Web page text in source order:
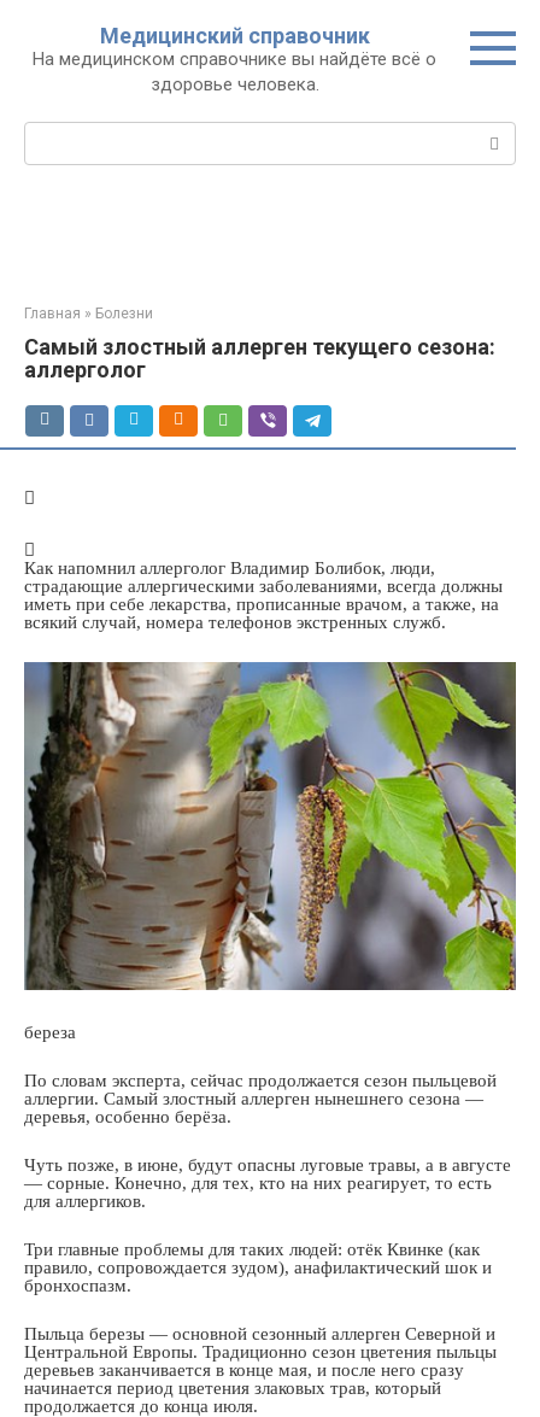
контенту
Медицинский справочник
На медицинском справочнике вы найдёте всё о
здоровье человека.
Главная » Болезни
Самый злостный аллерген текущего сезона:
аллерголог
Как напомнил аллерголог Владимир Болибок, люди,
страдающие аллергическими заболеваниями, всегда должны
иметь при себе лекарства, прописанные врачом, а также, на
всякий случай, номера телефонов экстренных служб.
береза
По словам эксперта, сейчас продолжается сезон пыльцевой
аллергии. Самый злостный аллерген нынешнего сезона —
деревья, особенно берёза.
Чуть позже, в июне, будут опасны луговые травы, а в августе
— сорные. Конечно, для тех, кто на них реагирует, то есть
для аллергиков.
Три главные проблемы для таких людей: отёк Квинке (как
правило, сопровождается зудом), анафилактический шок и
бронхоспазм.
Пыльца березы — основной сезонный аллерген Северной и
Центральной Европы. Традиционно сезон цветения пыльцы
деревьев заканчивается в конце мая, и после него сразу
начинается период цветения злаковых трав, который
продолжается до конца июля.